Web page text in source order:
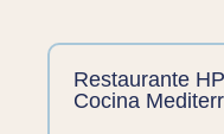
Restaurante
Cocina